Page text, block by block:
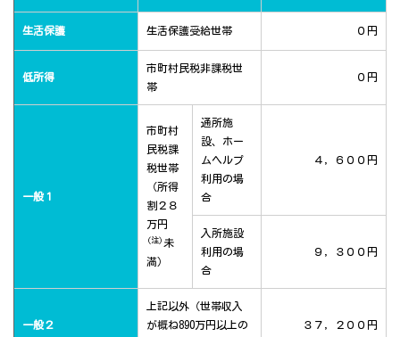
生活保護 生活保護受給世帯 ０円
低所得
市町村民税非課税世
帯
０円
一般１
市町村
民税課
税世帯
（所得
割２８
万円
(注) 未
満）
通所施
設、ホー
ムヘルプ
利用の場
合
４，６００円
入所施設
利用の場
合
９，３００円
一般２
上記以外（世帯収入
が概ね890万円以上の
３７，２００円